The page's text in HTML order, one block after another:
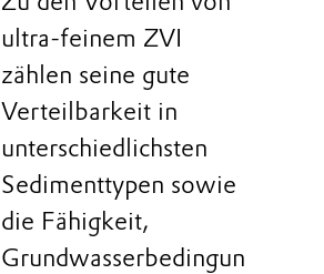
ultra-feinem ZVI
zählen seine gute
Verteilbarkeit in
unterschiedlichsten
Sedimenttypen sowie
die Fähigkeit,
Grundwasserbedingun